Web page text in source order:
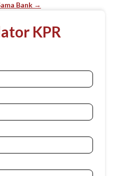
Bank →
KPR